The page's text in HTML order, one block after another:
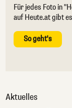
Für jedes Foto in
auf Heute.at gibt
So geht's
Aktuelles